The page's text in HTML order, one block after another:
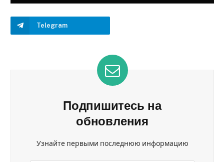
Telegram
Подпишитесь на
обновления
Узнайте первыми последнюю информацию